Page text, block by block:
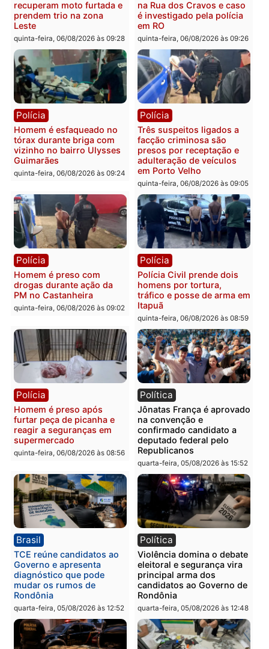
sexta-feira, 07/08/2026 às
Polícia
Tragédia na BR-364:
colisão entre caminhão e
carro deixa quatro mortos
em Porto Velho
quinta-feira, 06/08/2026 às 20:51
Política
Ministro Dias Tofolli , do
TSE, determina
e processamento da
que pode levar à perda
mandato da prefeita de
Pimenta Bueno
quinta-feira, 06/08/2026 às
Polícia
Policiais militares
recuperam moto furtada e
prendem trio na zona
Leste
quinta-feira, 06/08/2026 às 09:28
Polícia
Jovem é encontrado
na Rua dos Cravos e
é investigado pela
em RO
quinta-feira, 06/08/2026 às
Polícia
Homem é esfaqueado no
tórax durante briga com
vizinho no bairro Ulysses
quinta-feira, 06/08/2026 às 09:24
Polícia
Três suspeitos ligados a
facção criminosa são
presos por receptação e
adulteração de veículos
em Porto Velho
quinta-feira, 06/08/2026 às
Polícia
Homem é preso com
drogas durante ação da
PM no Castanheira
quinta-feira, 06/08/2026 às 09:02
Polícia
Polícia Civil prende dois
homens por tortura,
tráfico e posse de arma
Itapuã
quinta-feira, 06/08/2026 às